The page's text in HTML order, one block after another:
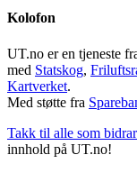
Kolofon
UT.no er en tjeneste
med Statskog,
Kartverket.
Med støtte fra
Takk til alle som bidrar
innhold på UT.no!